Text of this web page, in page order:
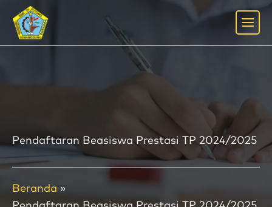
Lewati
konten
Pendaftaran Beasiswa Prestasi TP 2024/2025
Beranda